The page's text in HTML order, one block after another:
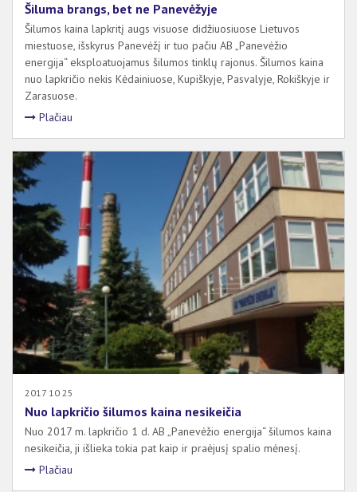
Šiluma brangs, bet ne Panevėžyje
Šilumos kaina lapkritį augs visuose didžiuosiuose Lietuvos
miestuose, išskyrus Panevėžį ir tuo pačiu AB „Panevėžio
energija“ eksploatuojamus šilumos tinklų rajonus. Šilumos kaina
nuo lapkričio nekis Kėdainiuose, Kupiškyje, Pasvalyje, Rokiškyje ir
Zarasuose.
Plačiau
2017 10 25
Nuo lapkričio šilumos kaina nesikeičia
Nuo 2017 m. lapkričio 1 d. AB „Panevėžio energija“ šilumos kaina
nesikeičia, ji išlieka tokia pat kaip ir praėjusį spalio mėnesį.
Plačiau